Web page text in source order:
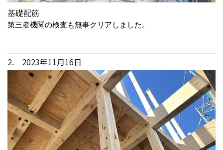
基礎配筋
第三者機関の検査も無事クリアしました。
2. 2023年11月16日